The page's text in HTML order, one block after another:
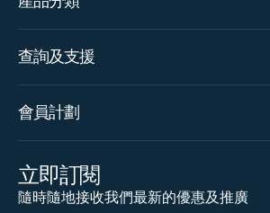
查詢及支援
會員計劃
立即訂閱
隨時隨地接收我們最新的優惠及推廣